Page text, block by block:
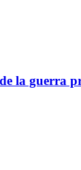
la guerra